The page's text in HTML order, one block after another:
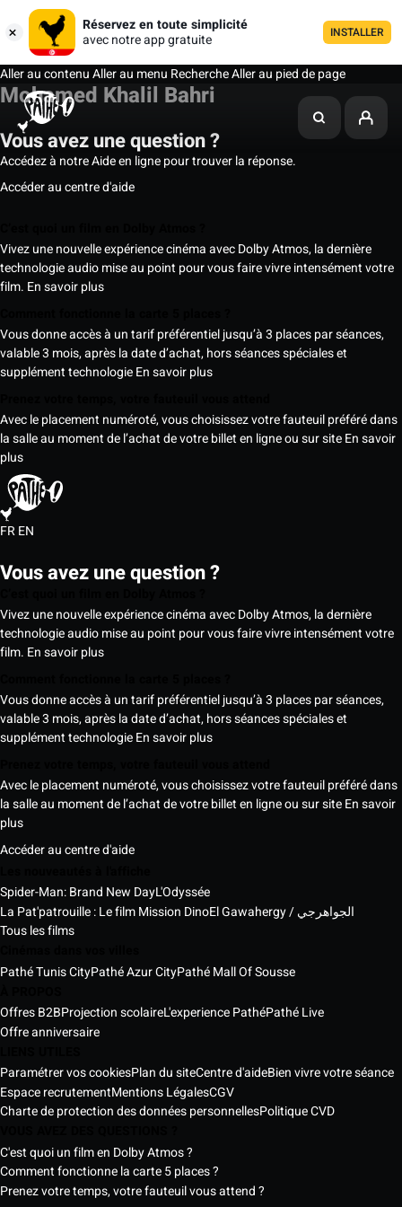
Réservez en toute simplicité
avec notre app gratuite
INSTALLER
Aller au contenuAller au menu RechercheAller au pied de page
Mohamed Khalil Bahri
Vous avez une question ?
Accédez à notre Aide en ligne pour trouver la réponse.
Accéder au centre d'aide
Vivez une nouvelle expérience cinéma avec Dolby Atmos, la dernière
technologie audio mise au point pour vous faire vivre intensément votre
film. En savoir plus
Vous donne accès à un tarif préférentiel jusqu’à 3 places par séances,
valable 3 mois, après la date d’achat, hors séances spéciales et
supplément technologieEn savoir plus
Avec le placement numéroté, vous choisissez votre fauteuil préféré dans
la salle au moment de l’achat de votre billet en ligne ou sur siteEn savoir
plus
FREN
Vous avez une question ?
Vivez une nouvelle expérience cinéma avec Dolby Atmos, la dernière
technologie audio mise au point pour vous faire vivre intensément votre
film. En savoir plus
Vous donne accès à un tarif préférentiel jusqu’à 3 places par séances,
valable 3 mois, après la date d’achat, hors séances spéciales et
supplément technologieEn savoir plus
Avec le placement numéroté, vous choisissez votre fauteuil préféré dans
la salle au moment de l’achat de votre billet en ligne ou sur siteEn savoir
plus
Accéder au centre d'aide
Spider-Man: Brand New DayL'Odyssée
La Pat'patrouille : Le film Mission Dino
El Gawahergy / الجواهرجي
Tous les films
Pathé Tunis CityPathé Azur CityPathé Mall Of Sousse
Offres B2BProjection scolaireL'experience PathéPathé Live
Offre anniversaire
Paramétrer vos cookiesPlan du siteCentre d'aideBien vivre votre séance
Espace recrutementMentions LégalesCGV
Charte de protection des données personnellesPolitique CVD
C'est quoi un film en Dolby Atmos ?
Comment fonctionne la carte 5 places ?
Prenez votre temps, votre fauteuil vous attend ?